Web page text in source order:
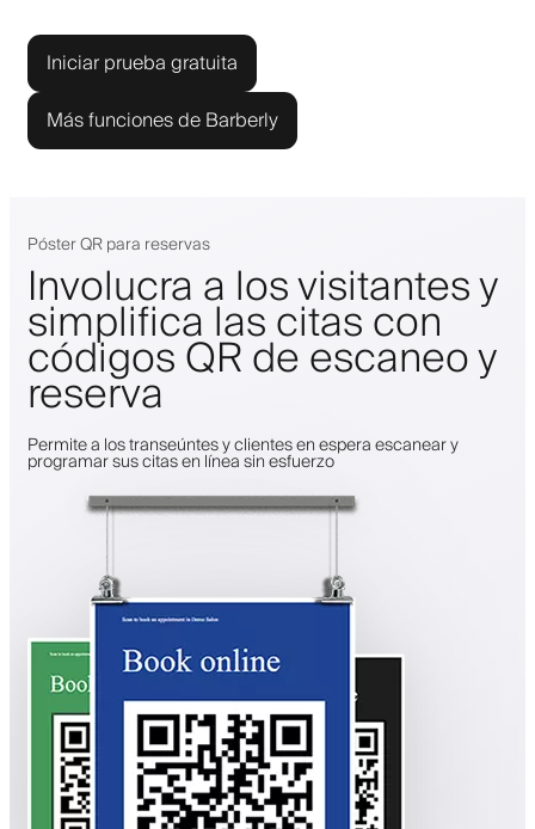
Iniciar prueba gratuita
Más funciones de Barberly
Póster QR para reservas
Involucra a los visitantes y
simplifica las citas con
códigos QR de escaneo y
reserva
Permite a los transeúntes y clientes en espera escanear y
programar sus citas en línea sin esfuerzo